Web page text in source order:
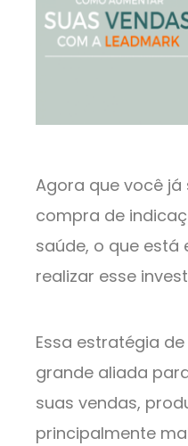
Agora que você
compra de
saúde, o que está
realizar esse
Essa estratégia
grande aliada
suas vendas,
principalmente